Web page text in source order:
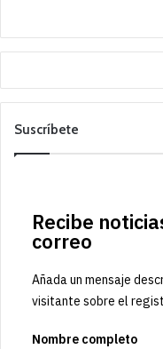
Suscríbete
Recibe
correo
Añada un mensaje
visitante sobre el
Nombre completo